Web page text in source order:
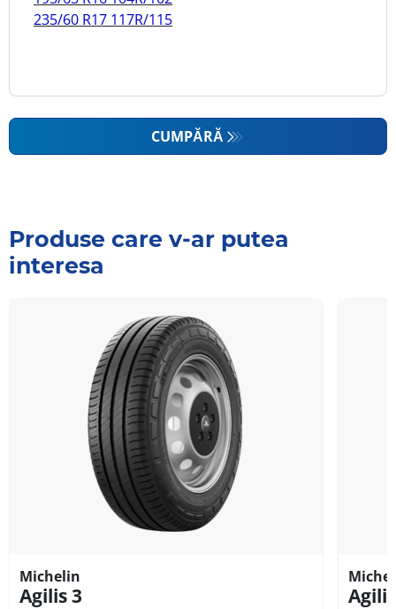
235/60 R17 117R/115
CUMPĂRĂ
Produse care v-ar putea
interesa
Michelin
Agilis 3